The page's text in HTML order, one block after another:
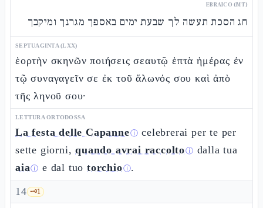
EBRAICO (MT)
חג הסכת תעשה לך שבעת ימים באספך מגרנך ומיקבך
SEPTUAGINTA (LXX)
ἑορτὴν σκηνῶν ποιήσεις σεαυτῷ ἑπτὰ ἡμέρας ἐν
τῷ συναγαγεῖν σε ἐκ τοῦ ἅλωνός σου καὶ ἀπὸ
τῆς ληνοῦ σου·
LETTURA ORTODOSSA
La festa delle Capanneⓘ celebrerai per te per
sette giorni,quando avrai raccoltoⓘ dalla tua
aiaⓘ e dal tuotorchioⓘ.
14 🗝️1